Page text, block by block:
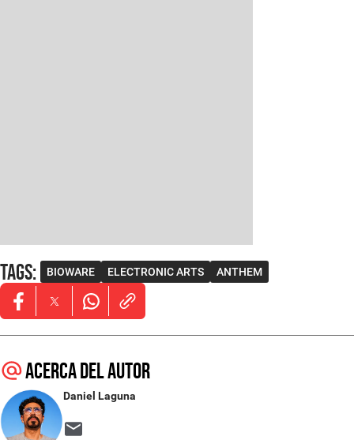
Tags: BIOWARE ELECTRONIC ARTS ANTHEM
Opens in new window
Opens in new window
Opens in new window
Acerca del autor
Daniel Laguna